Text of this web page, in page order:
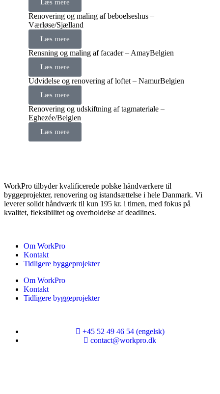
Læs mere
Renovering og maling af beboelseshus –
Værløse/Sjælland
Læs mere
Rensning og maling af facader – AmayBelgien
Læs mere
Udvidelse og renovering af loftet – NamurBelgien
Læs mere
Renovering og udskiftning af tagmateriale –
Eghezée/Belgien
Læs mere
WorkPro tilbyder kvalificerede polske håndværkere til
byggeprojekter, renovering og istandsættelse i hele Danmark. Vi
leverer solidt håndværk til kun 195 kr. i timen, med fokus på
kvalitet, fleksibilitet og overholdelse af deadlines.
Om WorkPro
Kontakt
Tidligere byggeprojekter
Om WorkPro
Kontakt
Tidligere byggeprojekter
+45 52 49 46 54 (engelsk)
contact@workpro.dk